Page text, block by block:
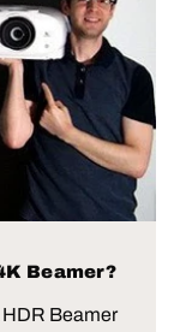
Beamer?
Beamer